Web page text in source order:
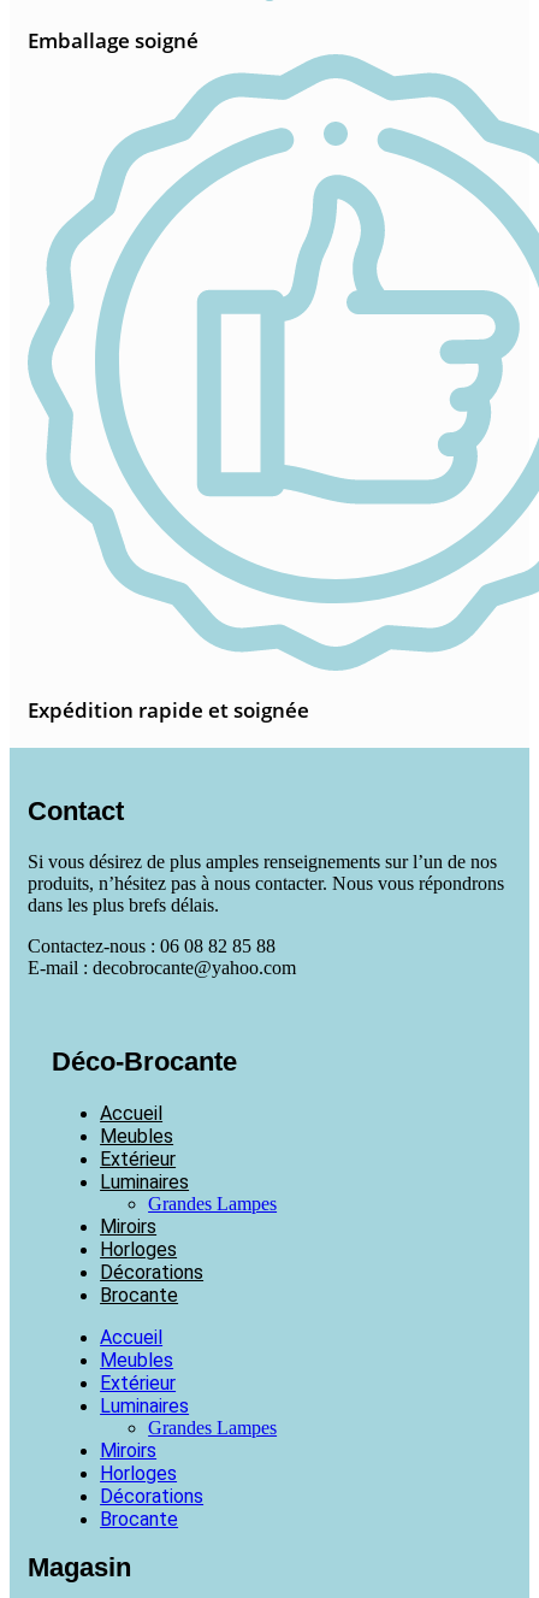
Emballage soigné
Expédition rapide et soignée
Contact
Si vous désirez de plus amples renseignements sur l’un de nos
produits, n’hésitez pas à nous contacter. Nous vous répondrons
dans les plus brefs délais.
Contactez-nous : 06 08 82 85 88
E-mail : decobrocante@yahoo.com
Déco-Brocante
Accueil
Meubles
Extérieur
Luminaires
Grandes Lampes
Miroirs
Horloges
Décorations
Brocante
Accueil
Meubles
Extérieur
Luminaires
Grandes Lampes
Miroirs
Horloges
Décorations
Brocante
Magasin